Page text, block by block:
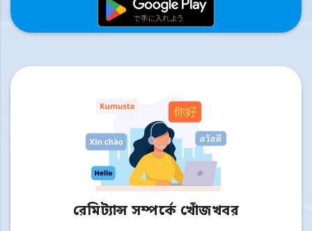
রেমিট্যান্স সম্পর্কে খোঁজখবর